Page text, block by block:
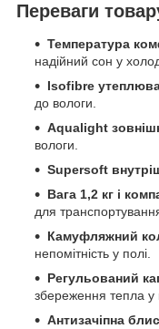
Переваги
Температура
надійний сон у
Isofibre
до вологи.
Aqualight
вологи.
Supersoft
Вага 1,2 кг і
для
Камуфляжний
непомітність у полі.
Регульований
збереження тепла у
Антизачіпна